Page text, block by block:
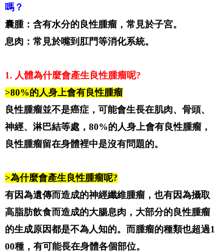
嗎？
囊腫：含有水分的良性腫瘤，常見於子宮。
息肉：常見於嘴到肛門等消化系統。
1. 人體為什麼會產生良性腫瘤呢?
>80%的人身上會有良性腫瘤
良性腫瘤並不是癌症，可能會生長在肌肉、骨頭、
神經、淋巴結等處，80%的人身上會有良性腫瘤，
良性腫瘤留在身體裡中是沒有問題的。
>為什麼會產生良性腫瘤呢?
有因為遺傳而造成的神經纖維腫瘤，也有因為攝取
高脂肪飲食而造成的大腸息肉，大部分的良性腫瘤
的生成原因都是不為人知的。而腫瘤的種類也超過1
00種，有可能長在身體各個部位。